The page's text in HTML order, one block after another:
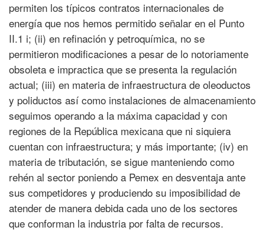
permiten los típicos contratos internacionales de
energía que nos hemos permitido señalar en el Punto
II.1 i; (ii) en refinación y petroquímica, no se
permitieron modificaciones a pesar de lo notoriamente
obsoleta e impractica que se presenta la regulación
actual; (iii) en materia de infraestructura de oleoductos
y poliductos así como instalaciones de almacenamiento
seguimos operando a la máxima capacidad y con
regiones de la República mexicana que ni siquiera
cuentan con infraestructura; y más importante; (iv) en
materia de tributación, se sigue manteniendo como
rehén al sector poniendo a Pemex en desventaja ante
sus competidores y produciendo su imposibilidad de
atender de manera debida cada uno de los sectores
que conforman la industria por falta de recursos.